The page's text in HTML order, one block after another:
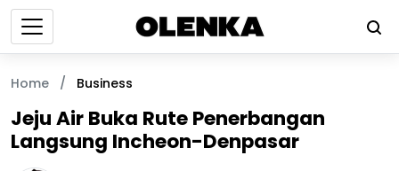
Home / Business
Jeju Air Buka Rute Penerbangan
Langsung Incheon-Denpasar